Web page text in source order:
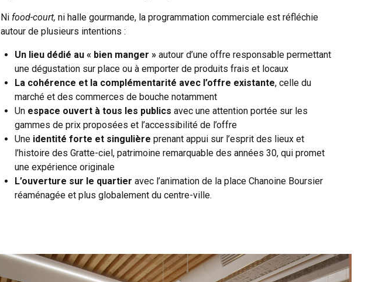
Ni food-court, ni halle gourmande, la programmation commerciale est réfléchie
autour de plusieurs intentions :
Un lieu dédié au « bien manger » autour d’une offre responsable permettant
une dégustation sur place ou à emporter de produits frais et locaux
La cohérence et la complémentarité avec l’offre existante, celle du
marché et des commerces de bouche notamment
Un espace ouvert à tous les publics avec une attention portée sur les
gammes de prix proposées et l’accessibilité de l’offre
Une identité forte et singulière prenant appui sur l’esprit des lieux et
l’histoire des Gratte-ciel, patrimoine remarquable des années 30, qui promet
une expérience originale
L’ouverture sur le quartier avec l’animation de la place Chanoine Boursier
réaménagée et plus globalement du centre-ville.